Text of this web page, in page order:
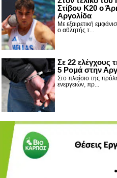
Στίβου Κ20 ο
Αργολίδα
Με εξαιρετική
ο αθλητής τ...
Σε 22 ελέγχους
5 Ρομά στην
Στο πλαίσιο της
ενεργειών, πρ...